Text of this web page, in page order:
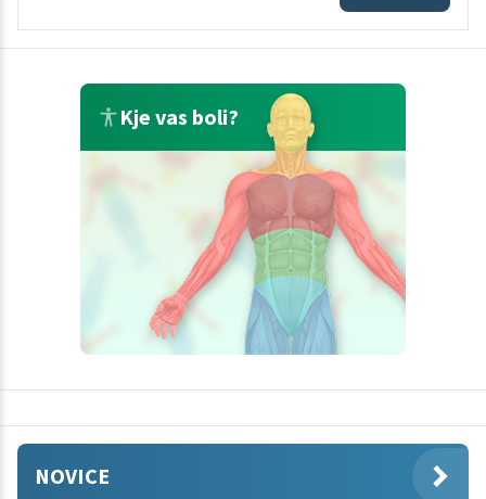
Kje vas boli?
NOVICE